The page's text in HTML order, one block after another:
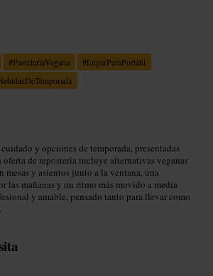
#PasteleríaVegana #LugarParaPortátil
y opciones de temporada, presentadas
oferta de repostería incluye alternativas veganas
mesas y asientos junto a la ventana, una
las mañanas y un ritmo más movido a media
y amable, pensado tanto para llevar como